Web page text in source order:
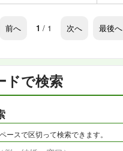
ドで検索
ースで区切って検索できます。
前へ 1 / 1 次へ 最後へ